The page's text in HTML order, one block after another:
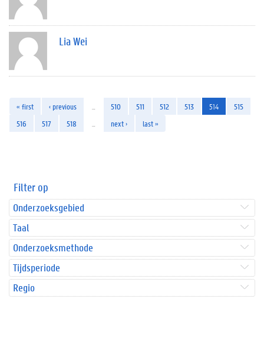
Lia Wei
« first ‹ previous 510 511 512 513 514
515
516
517 518 next › last »
Filter op
Onderzoeksgebied
Taal
Onderzoeksmethode
Tijdsperiode
Regio